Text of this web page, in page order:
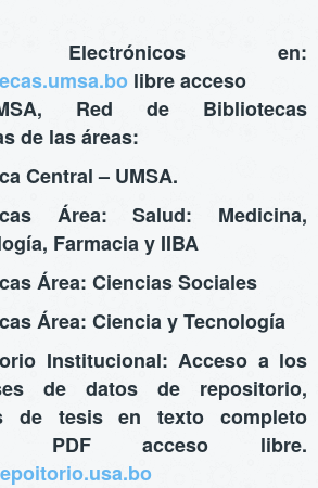
Electrónicos en:
libre acceso
Red de Bibliotecas
de las áreas:
Central – UMSA.
Área: Salud: Medicina,
Farmacia y IIBA
Área: Ciencias Sociales
Área: Ciencia y Tecnología
Institucional: Acceso a los
de datos de repositorio,
de tesis en texto completo
PDF acceso libre.